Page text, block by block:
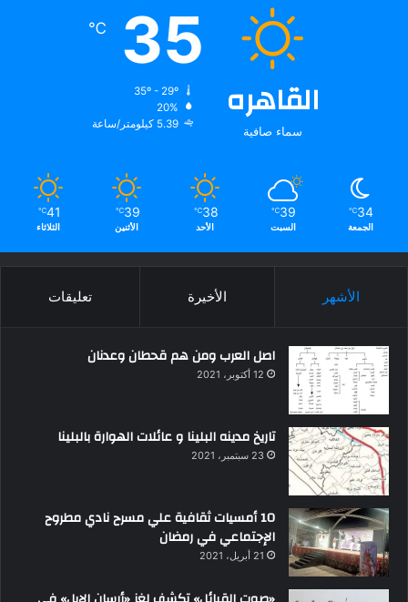
القاهره
سماء صافية
35
℃
20%
5.39 كيلومتر/ساعة
34
℃
الجمعة
39
℃
السبت
38
℃
الأحد
39
℃
الأثنين
41
℃
الثلاثاء
الأشهر الأخيرة تعليقات
اصل العرب ومن هم قحطان وعدنان
12 أكتوبر، 2021
تاريخ مدينه البلينا و عائلات الهوارة بالبلينا
23 سبتمبر، 2021
10 أمسيات ثقافية علي مسرح نادي مطروح
الإجتماعي في رمضان
21 أبريل، 2021